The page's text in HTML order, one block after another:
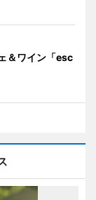
＆ワイン「esc